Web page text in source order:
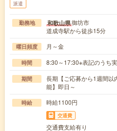
派遣
勤務地 和歌山県御坊市
道成寺駅から徒歩15分
曜日頻度 月～金
時間 8:30～17:30※表記のうち
期間
長期【ご応募から1週間以
能】即日～
時給 時給1100円
交通費
交通費支給有り